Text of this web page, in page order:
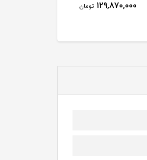
129,870,000 تومان